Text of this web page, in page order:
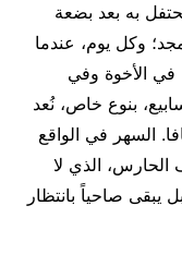
به بعد بضعة
وكل يوم، عندما
في الأخوة وفي
بنوع خاص، نُعد
السهر في الواقع
الحارس، الذي لا
يبقى صاحياً بانتظار